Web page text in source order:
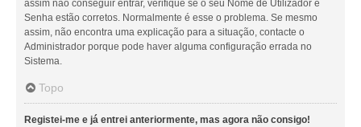
assim não conseguir entrar, verifique se o seu Nome de Utilizador e
Senha estão corretos. Normalmente é esse o problema. Se mesmo
assim, não encontra uma explicação para a situação, contacte o
Administrador porque pode haver alguma configuração errada no
Sistema.
Topo
Registei-me e já entrei anteriormente, mas agora não consigo!